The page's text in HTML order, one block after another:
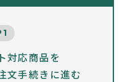
対応商品を
文手続きに進む